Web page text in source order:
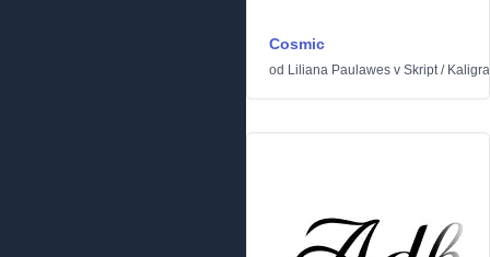
Cosmic
od Liliana Paulawes v Skript/